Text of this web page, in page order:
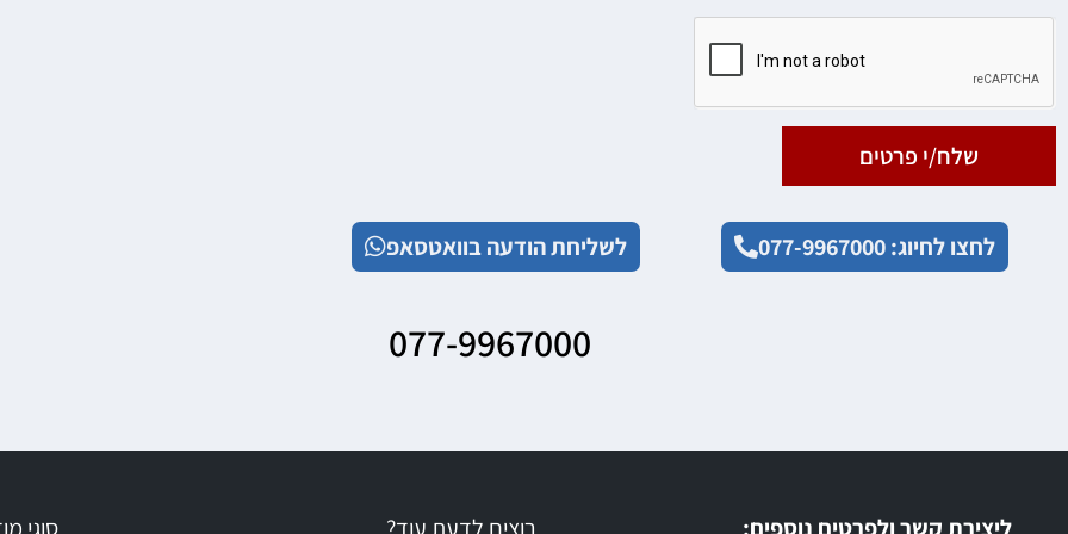
שלח/י פרטים
לחצו לחיוג: 077-9967000 לשליחת הודעה בוואטסאפ
077-9967000
ליצירת קשר ולפרטים נוספים: רוצים לדעת עוד? סוגי